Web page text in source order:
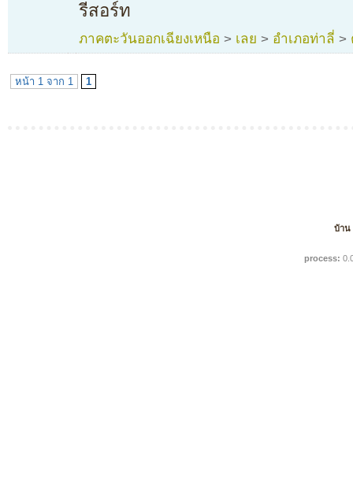
รีสอร์ท
ภาคตะวันออกเฉียงเหนือ > เลย > อำเภอท่าลี่ >
หน้า 1 จาก 1 1
บ้าน
process: